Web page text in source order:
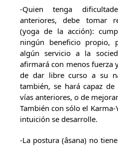
-Quien tenga
anteriores, debe tomar
(yoga de la acción):
ningún beneficio propio,
algún servicio a la
afirmará con menos fuerza
de dar libre curso a su
también, se hará capaz
vías anteriores, o de
También con sólo el
intuición se desarrolle.
-La postura (âsana) no